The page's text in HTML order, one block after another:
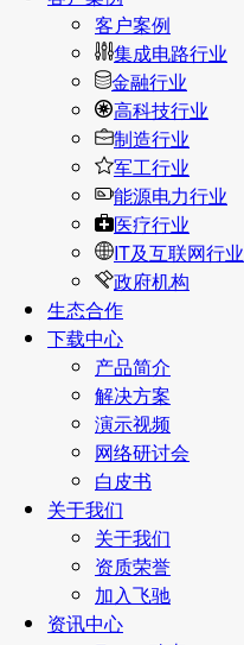
客户案例
集成电路行业
金融行业
高科技行业
制造行业
军工行业
能源电力行业
医疗行业
IT及互联网行业
政府机构
生态合作
下载中心
产品简介
解决方案
演示视频
网络研讨会
白皮书
关于我们
关于我们
资质荣誉
加入飞驰
资讯中心